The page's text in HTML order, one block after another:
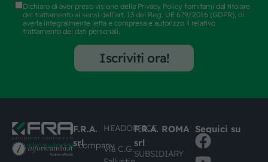
Dichiaro di aver preso visione della Privacy Policy fornitami dal titolare
del trattamento ai sensi dell’art. 13 del Reg. UE 679/2016 (GDPR), di
averla integralmente letta e compresa e autorizzo il relativo
trattamento dei dati personali.
Iscriviti ora!
#busknowledgecompany
F.R.A.
srl
HEADOFFICE
Via C.G.
F.R.A. ROMA
srl
SUBSIDIARY
Seguici su